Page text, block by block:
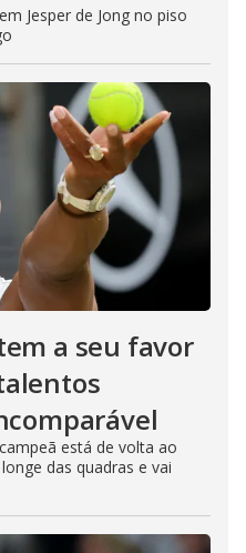
Jesper de Jong no piso
a seu favor
está de volta ao
das quadras e vai